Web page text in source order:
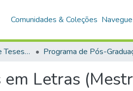
Comunidades & Coleções
Biblioteca Digital de Teses e Dissertações (BDTD)
Letras